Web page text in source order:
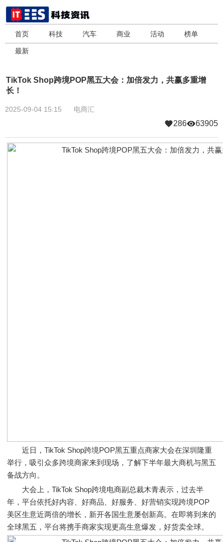
首页 科技 汽车 商业 活动 榜单
最新
TikTok Shop跨境POP黑五大会：加倍发力，共赢多重增
长！
2025-09-04 15:15 电商汇
286 63905
近日，TikTok Shop跨境POP黑五重点商家大会在深圳隆重
举行，吸引众多跨境商家来到现场，了解下半年最大商机与黑五
备战方向。
大会上，TikTok Shop跨境电商副总裁木青表示，过去半
年，平台依托好内容、好商品、好服务、好营销实现跨境POP
美区生意近两倍的增长，新开各国生意屡创新高。在即将到来的
全球黑五，平台将携手商家实现更高生意爆发，好货卖全球。